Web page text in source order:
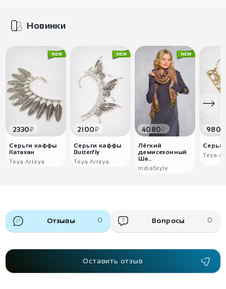
Новинки
2330₽
Серьги каффы
Катахан
Teya Arteya
2100₽
Серьги каффы
Butterfly
Teya Arteya
4080₽
Лёгкий
демисезонный
Ша..
IndiaStyle
980
Teya
Отзывы 0 Вопросы 0
Оставить отзыв